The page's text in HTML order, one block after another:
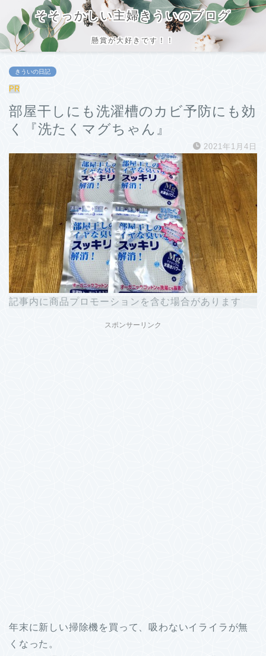
そそっかしい主婦きういのブログ
懸賞が大好きです！！
きういの日記
PR
部屋干しにも洗濯槽のカビ予防にも効
く『洗たくマグちゃん』
2021年1月4日
記事内に商品プロモーションを含む場合があります
スポンサーリンク
年末に新しい掃除機を買って、吸わないイライラが無
くなった。